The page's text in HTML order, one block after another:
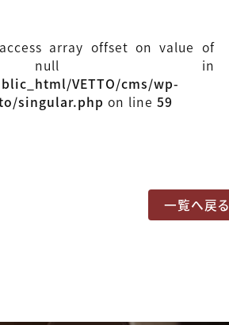
array offset on value of
null in
VETTO/cms/wp-
singular.php on line 59
一覧へ戻る